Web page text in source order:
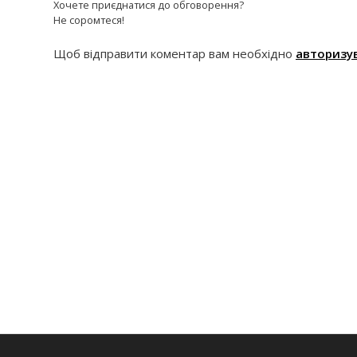
Хочете приєднатися до обговорення?
Не соромтеся!
Щоб відправити коментар вам необхідно